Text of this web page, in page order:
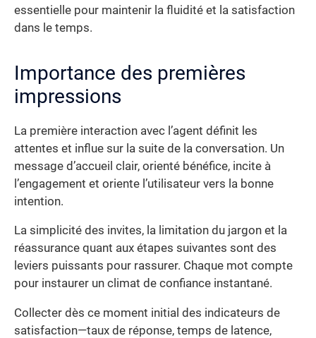
essentielle pour maintenir la fluidité et la satisfaction
dans le temps.
Importance des premières
impressions
La première interaction avec l’agent définit les
attentes et influe sur la suite de la conversation. Un
message d’accueil clair, orienté bénéfice, incite à
l’engagement et oriente l’utilisateur vers la bonne
intention.
La simplicité des invites, la limitation du jargon et la
réassurance quant aux étapes suivantes sont des
leviers puissants pour rassurer. Chaque mot compte
pour instaurer un climat de confiance instantané.
Collecter dès ce moment initial des indicateurs de
satisfaction—taux de réponse, temps de latence,